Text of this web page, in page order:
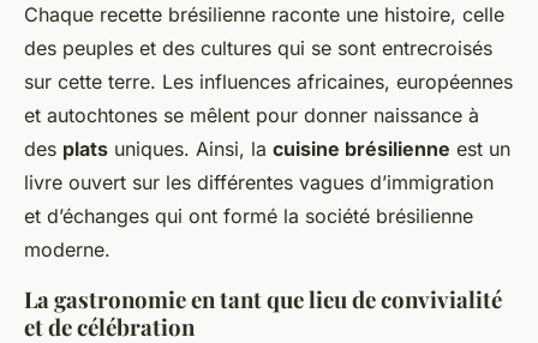
Chaque recette brésilienne raconte une histoire, celle
des peuples et des cultures qui se sont entrecroisés
sur cette terre. Les influences africaines, européennes
et autochtones se mêlent pour donner naissance à
des plats uniques. Ainsi, la cuisine brésilienne est un
livre ouvert sur les différentes vagues d’immigration
et d’échanges qui ont formé la société brésilienne
moderne.
La gastronomie en tant que lieu de convivialité
et de célébration